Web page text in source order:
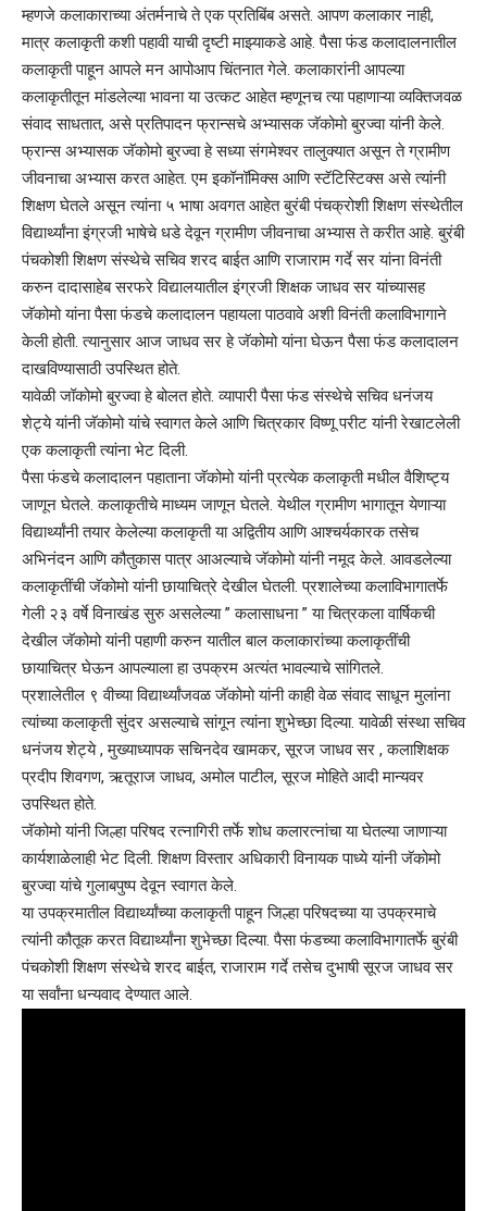
म्हणजे कलाकाराच्या अंतर्मनाचे ते एक प्रतिबिंब असते. आपण कलाकार नाही,
मात्र कलाकृती कशी पहावी याची दृष्टी माझ्याकडे आहे. पैसा फंड कलादालनातील
कलाकृती पाहून आपले मन आपोआप चिंतनात गेले. कलाकारांनी आपल्या
कलाकृतीतून मांडलेल्या भावना या उत्कट आहेत म्हणूनच त्या पहाणाऱ्या व्यक्तिजवळ
संवाद साधतात, असे प्रतिपादन फ्रान्सचे अभ्यासक जॅकोमो बुरज्वा यांनी केले.
फ्रान्स अभ्यासक जॅकोमो बुरज्वा हे सध्या संगमेश्वर तालुक्यात असून ते ग्रामीण
जीवनाचा अभ्यास करत आहेत. एम इकॉनॉमिक्स आणि स्टॅटिस्टिक्स असे त्यांनी
शिक्षण घेतले असून त्यांना ५ भाषा अवगत आहेत बुरंबी पंचक्रोशी शिक्षण संस्थेतील
विद्यार्थ्यांना इंग्रजी भाषेचे धडे देवून ग्रामीण जीवनाचा अभ्यास ते करीत आहे. बुरंबी
पंचकोशी शिक्षण संस्थेचे सचिव शरद बाईत आणि राजाराम गर्दे सर यांना विनंती
करुन दादासाहेब सरफरे विद्यालयातील इंग्रजी शिक्षक जाधव सर यांच्यासह
जॅकोमो यांना पैसा फंडचे कलादालन पहायला पाठवावे अशी विनंती कलाविभागाने
केली होती. त्यानुसार आज जाधव सर हे जॅकोमो यांना घेऊन पैसा फंड कलादालन
दाखविण्यासाठी उपस्थित होते.
यावेळी जॉकोमो बुरज्वा हे बोलत होते. व्यापारी पैसा फंड संस्थेचे सचिव धनंजय
शेट्ये यांनी जॅकोमो यांचे स्वागत केले आणि चित्रकार विष्णू परीट यांनी रेखाटलेली
एक कलाकृती त्यांना भेट दिली.
पैसा फंडचे कलादालन पहाताना जॅकोमो यांनी प्रत्येक कलाकृती मधील वैशिष्ट्य
जाणून घेतले. कलाकृतीचे माध्यम जाणून घेतले. येथील ग्रामीण भागातून येणाऱ्या
विद्यार्थ्यांनी तयार केलेल्या कलाकृती या अद्वितीय आणि आश्चर्यकारक तसेच
अभिनंदन आणि कौतुकास पात्र आअल्याचे जॅकोमो यांनी नमूद केले. आवडलेल्या
कलाकृतींची जॅकोमो यांनी छायाचित्रे देखील घेतली. प्रशालेच्या कलाविभागातर्फे
गेली २३ वर्षे विनाखंड सुरु असलेल्या ” कलासाधना ” या चित्रकला वार्षिकची
देखील जॅकोमो यांनी पहाणी करुन यातील बाल कलाकारांच्या कलाकृतींची
छायाचित्र घेऊन आपल्याला हा उपक्रम अत्यंत भावल्याचे सांगितले.
प्रशालेतील ९ वीच्या विद्यार्थ्यांजवळ जॅकोमो यांनी काही वेळ संवाद साधून मुलांना
त्यांच्या कलाकृती सुंदर असल्याचे सांगून त्यांना शुभेच्छा दिल्या. यावेळी संस्था सचिव
धनंजय शेट्ये , मुख्याध्यापक सचिनदेव खामकर, सूरज जाधव सर , कलाशिक्षक
प्रदीप शिवगण, ऋतूराज जाधव, अमोल पाटील, सूरज मोहिते आदी मान्यवर
उपस्थित होते.
जॅकोमो यांनी जिल्हा परिषद रत्नागिरी तर्फे शोध कलारत्नांचा या घेतल्या जाणाऱ्या
कार्यशाळेलाही भेट दिली. शिक्षण विस्तार अधिकारी विनायक पाध्ये यांनी जॅकोमो
बुरज्वा यांचे गुलाबपुष्प देवून स्वागत केले.
या उपक्रमातील विद्यार्थ्यांच्या कलाकृती पाहून जिल्हा परिषदच्या या उपक्रमाचे
त्यांनी कौतूक करत विद्यार्थ्यांना शुभेच्छा दिल्या. पैसा फंडच्या कलाविभागातर्फे बुरंबी
पंचकोशी शिक्षण संस्थेचे शरद बाईत, राजाराम गर्दे तसेच दुभाषी सूरज जाधव सर
या सर्वांना धन्यवाद देण्यात आले.